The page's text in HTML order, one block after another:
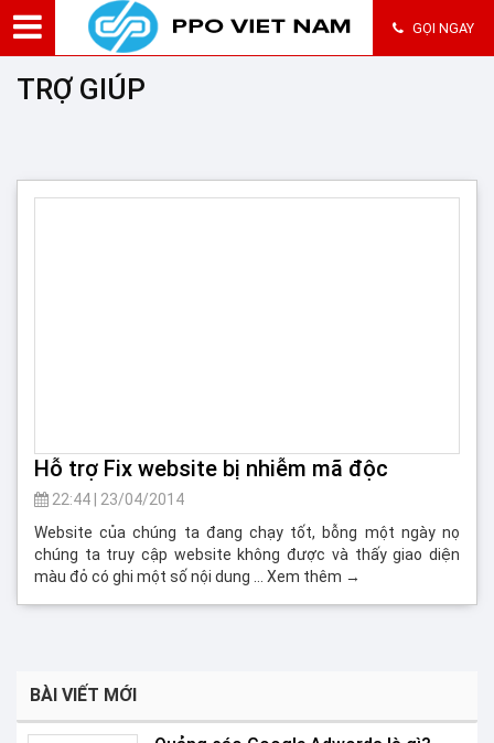
GỌI NGAY
TRỢ GIÚP
Hỗ trợ Fix website bị nhiễm mã độc
22:44
23/04/2014
Website của chúng ta đang chạy tốt, bỗng một ngày nọ
chúng ta truy cập website không được và thấy giao diện
màu đỏ có ghi một số nội dung … Xem thêm →
BÀI VIẾT MỚI